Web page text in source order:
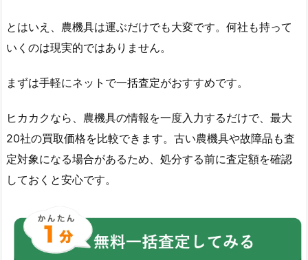
とはいえ、農機具は運ぶだけでも大変です。何社も持って
いくのは現実的ではありません。
まずは手軽にネットで一括査定がおすすめです。
ヒカカクなら、農機具の情報を一度入力するだけで、最大
20社の買取価格を比較できます。古い農機具や故障品も査
定対象になる場合があるため、処分する前に査定額を確認
しておくと安心です。